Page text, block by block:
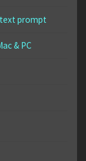
prompt
& PC